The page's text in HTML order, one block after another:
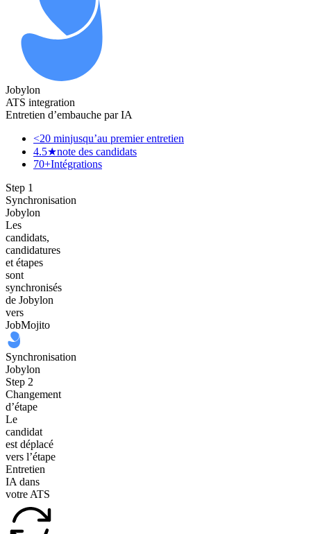
Jobylon
ATS integration
Entretien d’embauche par IA
<20 minjusqu’au premier entretien
4.5★note des candidats
70+Intégrations
Step 1
Synchronisation
Jobylon
Les
candidats,
candidatures
et étapes
sont
synchronisés
de Jobylon
vers
JobMojito
Synchronisation
Jobylon
Step 2
Changement
d’étape
Le
candidat
est déplacé
vers l’étape
Entretien
IA dans
votre ATS